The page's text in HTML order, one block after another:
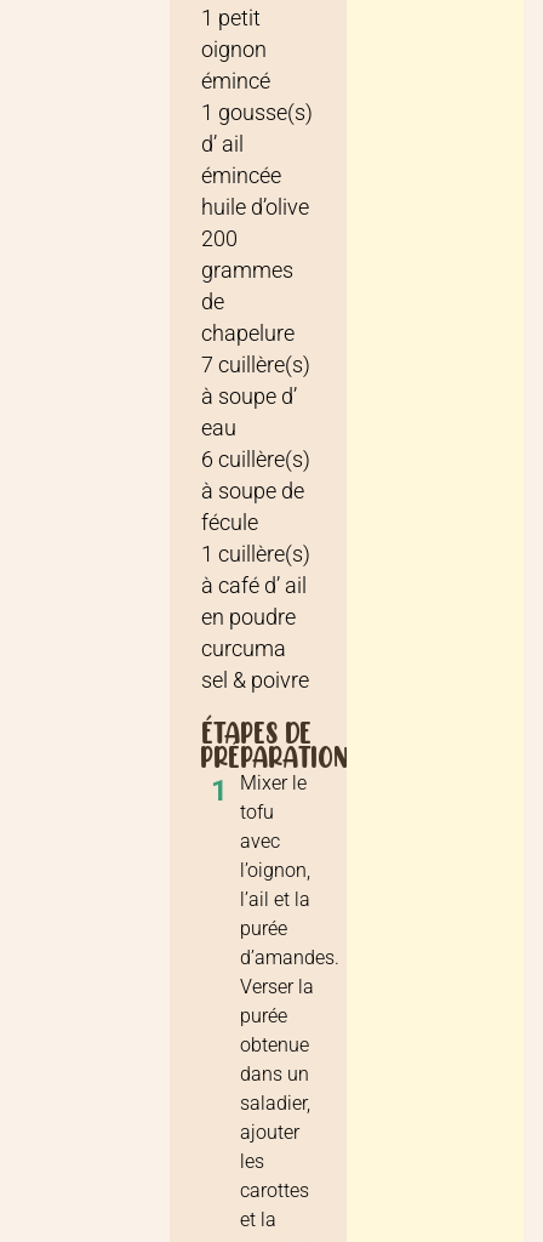
1 petit
oignon
émincé
1 gousse(s)
d’ail
émincée
huile d’olive
200
grammes
de
chapelure
7 cuillère(s)
à soupe d’
eau
6 cuillère(s)
à soupe de
fécule
1 cuillère(s)
à café d’ail
en poudre
curcuma
sel & poivre
ÉTAPES DE
PRÉPARATION
1
Mixer le
tofu
avec
l’oignon,
l’ail et la
purée
d’amandes.
Verser la
purée
obtenue
dans un
saladier,
ajouter
les
carottes
et la